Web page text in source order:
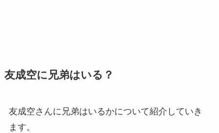
友成空に兄弟はいる？
友成空さんに兄弟はいるかについて紹介していき
ます。